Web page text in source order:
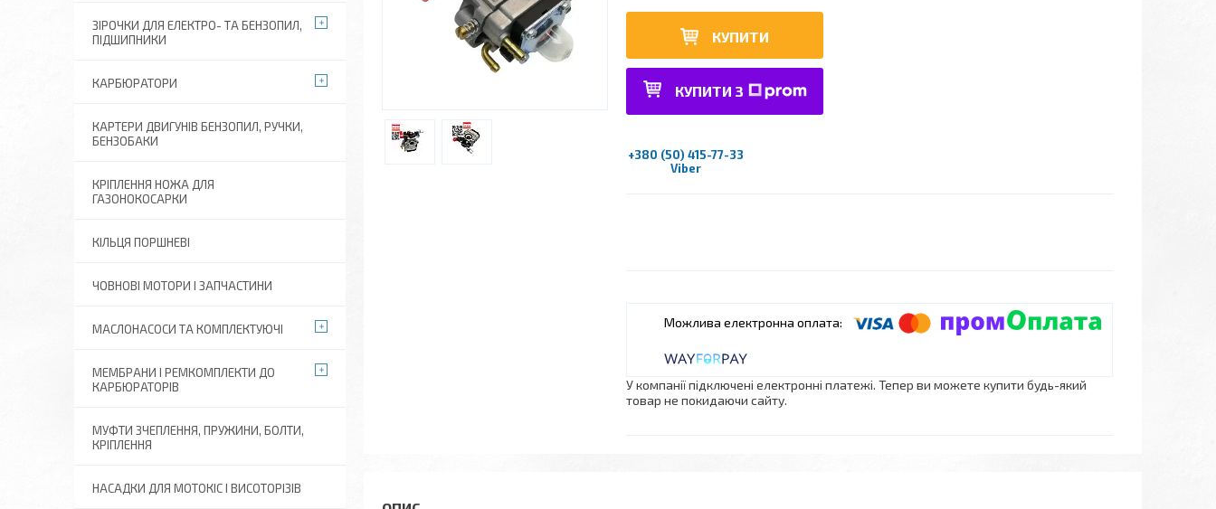
КУПИТИ
КУПИТИ З
+380 (50) 415-77-33
Viber
У компанії підключені електронні платежі. Тепер ви можете купити будь-який
товар не покидаючи сайту.
ЗІРОЧКИ ДЛЯ ЕЛЕКТРО- ТА БЕНЗОПИЛ,
ПІДШИПНИКИ
КАРБЮРАТОРИ
КАРТЕРИ ДВИГУНІВ БЕНЗОПИЛ, РУЧКИ,
БЕНЗОБАКИ
КРІПЛЕННЯ НОЖА ДЛЯ
ГАЗОНОКОСАРКИ
КІЛЬЦЯ ПОРШНЕВІ
ЧОВНОВІ МОТОРИ І ЗАПЧАСТИНИ
МАСЛОНАСОСИ ТА КОМПЛЕКТУЮЧІ
МЕМБРАНИ І РЕМКОМПЛЕКТИ ДО
КАРБЮРАТОРІВ
МУФТИ ЗЧЕПЛЕННЯ, ПРУЖИНИ, БОЛТИ,
КРІПЛЕННЯ
НАСАДКИ ДЛЯ МОТОКІС І ВИСОТОРІЗІВ